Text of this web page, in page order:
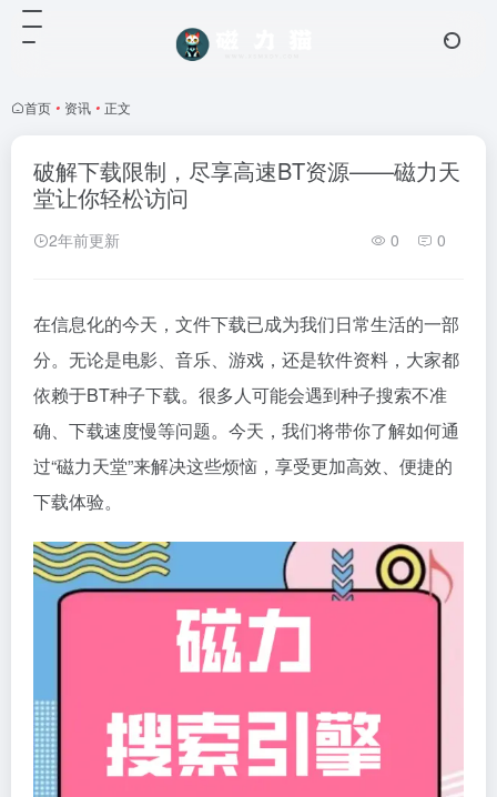
首页 • 资讯 • 正文
破解下载限制，尽享高速BT资源——磁力天
堂让你轻松访问
2年前更新 0 0
在信息化的今天，文件下载已成为我们日常生活的一部
分。无论是电影、音乐、游戏，还是软件资料，大家都
依赖于BT种子下载。很多人可能会遇到种子搜索不准
确、下载速度慢等问题。今天，我们将带你了解如何通
过“磁力天堂”来解决这些烦恼，享受更加高效、便捷的
下载体验。